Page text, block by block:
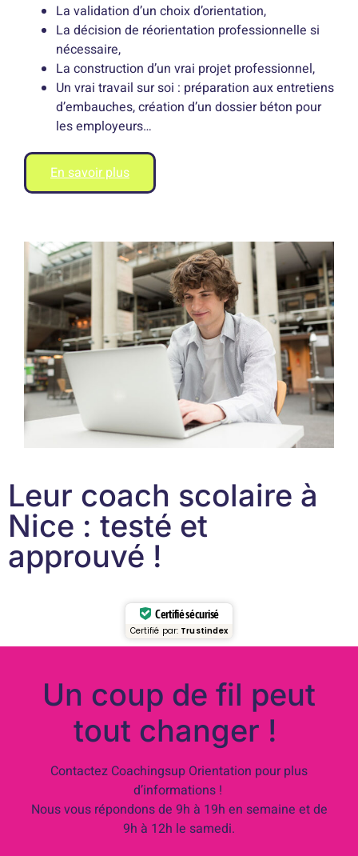
La validation d’un choix d’orientation,
La décision de réorientation professionnelle si
nécessaire,
La construction d’un vrai projet professionnel,
Un vrai travail sur soi : préparation aux entretiens
d’embauches, création d’un dossier béton pour
les employeurs…
En savoir plus
Leur coach scolaire à
Nice : testé et
approuvé !
Certifié sécurisé
Certifié par: Trustindex
Un coup de fil peut
tout changer !
Contactez Coachingsup Orientation pour plus
d’informations !
Nous vous répondons de 9h à 19h en semaine et de
9h à 12h le samedi.